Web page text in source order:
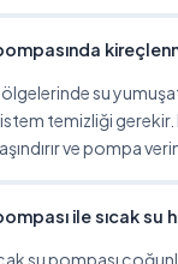
su
temizliği
ve pompa
ile sıcak su
su pompası